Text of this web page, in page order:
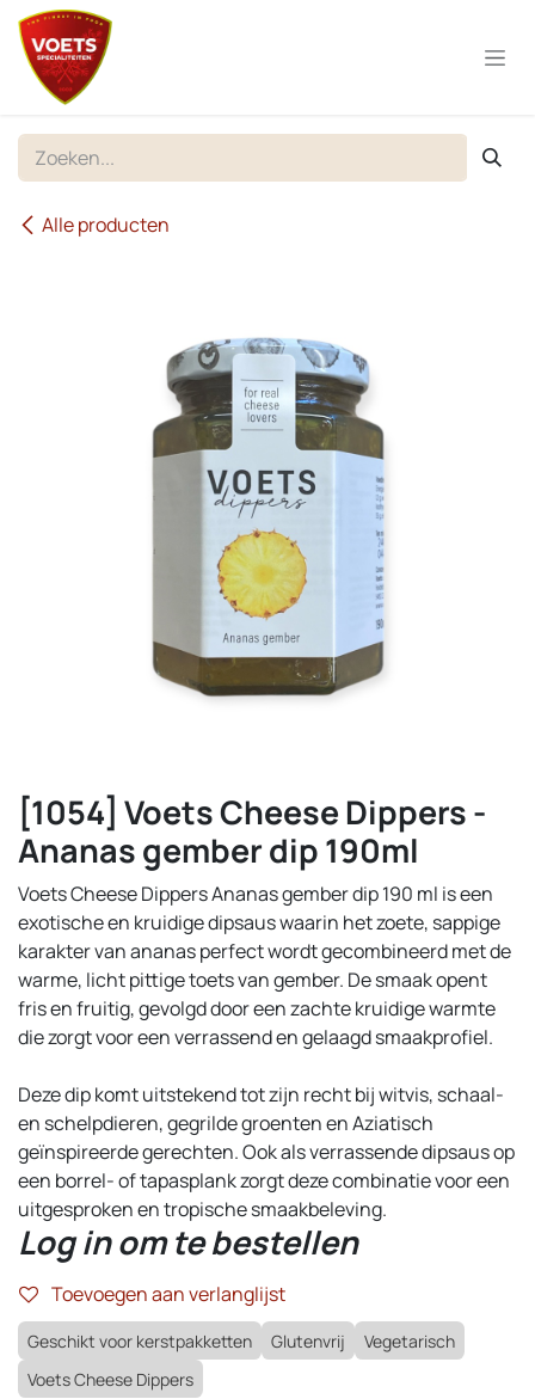
Overslaan naar inhoud
Alle producten
[1054] Voets Cheese Dippers -
Ananas gember dip 190ml
Voets Cheese Dippers Ananas gember dip 190 ml is een
exotische en kruidige dipsaus waarin het zoete, sappige
karakter van ananas perfect wordt gecombineerd met de
warme, licht pittige toets van gember. De smaak opent
fris en fruitig, gevolgd door een zachte kruidige warmte
die zorgt voor een verrassend en gelaagd smaakprofiel.
Deze dip komt uitstekend tot zijn recht bij witvis, schaal-
en schelpdieren, gegrilde groenten en Aziatisch
geïnspireerde gerechten. Ook als verrassende dipsaus op
een borrel- of tapasplank zorgt deze combinatie voor een
uitgesproken en tropische smaakbeleving.
Log in om te bestellen
Toevoegen aan verlanglijst
Geschikt voor kerstpakketten Glutenvrij
Vegetarisch
Voets Cheese Dippers